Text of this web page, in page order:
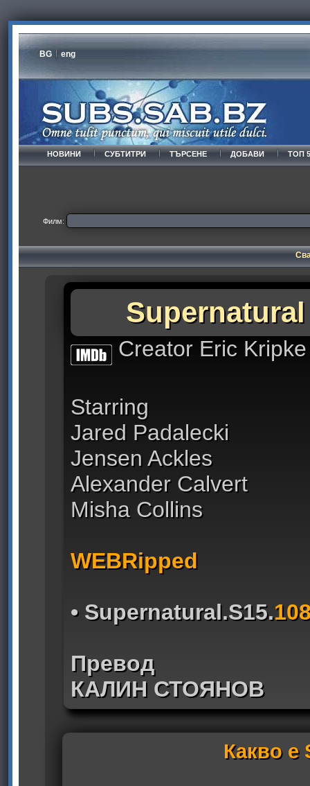
BG eng
НОВИНИ СУБТИТРИ ТЪРСЕНЕ ДОБАВИ ТОП
Филм:
Creator Eric Kripke
Starring
Jared Padalecki
Jensen Ackles
Alexander Calvert
Misha Collins
WEBRipped
• Supernatural.S15.
Превод
КАЛИН СТОЯНОВ
Какво е